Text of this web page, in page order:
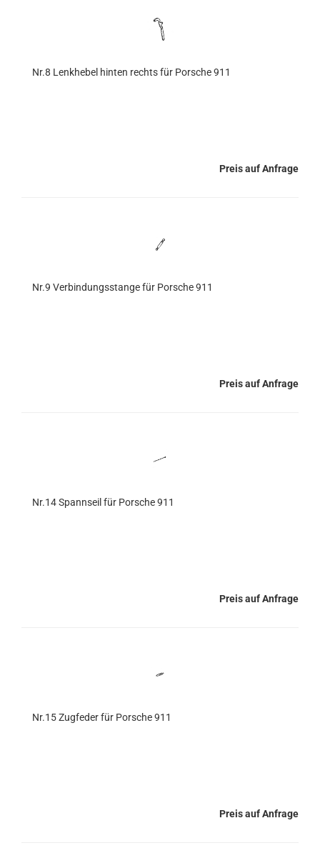
Nr.8 Lenkhebel hinten rechts für Porsche 911
Preis auf Anfrage
Nr.9 Verbindungsstange für Porsche 911
Preis auf Anfrage
Nr.14 Spannseil für Porsche 911
Preis auf Anfrage
Nr.15 Zugfeder für Porsche 911
Preis auf Anfrage